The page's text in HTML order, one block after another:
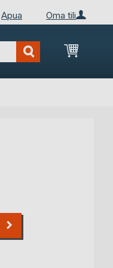
Oma tili
Apua